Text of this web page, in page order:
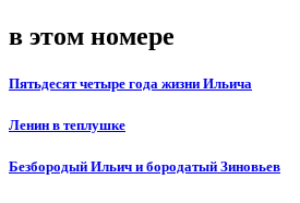
в этом номере
Пятьдесят четыре года жизни Ильича
Ленин в теплушке
Безбородый Ильич и бородатый Зиновьев